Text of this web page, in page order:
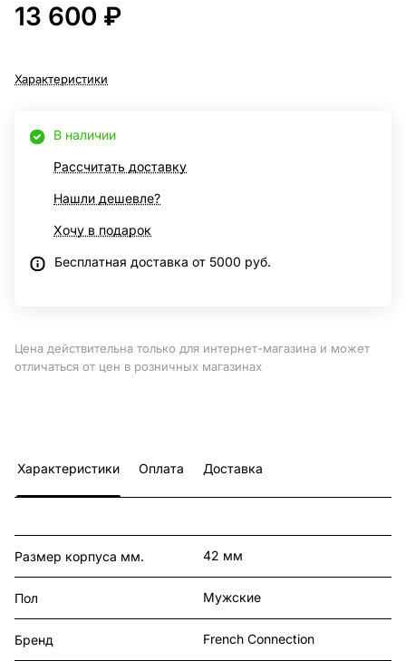
13 600 ₽
Характеристики
В наличии
Рассчитать доставку
Нашли дешевле?
Хочу в подарок
Бесплатная доставка от 5000 руб.
Цена действительна только для интернет-магазина и может
отличаться от цен в розничных магазинах
Характеристики Оплата Доставка
Размер корпуса мм. 42 мм
Пол Мужские
Бренд French Connection